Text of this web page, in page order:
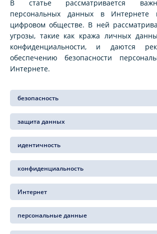
В статье рассматривается
персональных данных в Интернете
цифровом обществе. В ней
угрозы, такие как кража личных
конфиденциальности, и даются
обеспечению безопасности
Интернете.
безопасность
защита данных
идентичность
конфиденциальность
Интернет
персональные данные